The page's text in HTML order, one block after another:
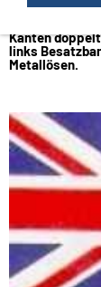
Polyester,
Kanten
links
Metallösen.